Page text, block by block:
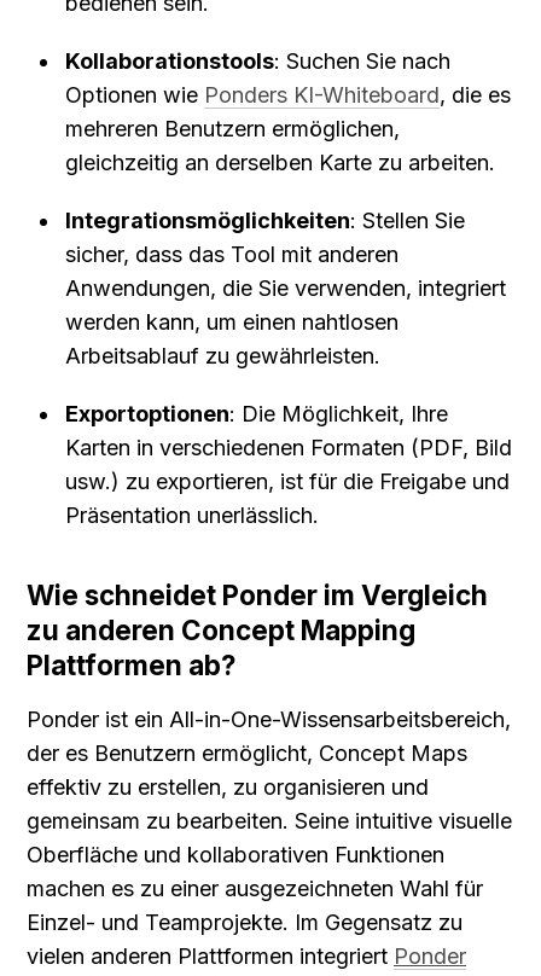
Kollaborationstools: Suchen Sie nach
Optionen wie Ponders KI-Whiteboard, die es
mehreren Benutzern ermöglichen,
gleichzeitig an derselben Karte zu arbeiten.
Integrationsmöglichkeiten: Stellen Sie
sicher, dass das Tool mit anderen
Anwendungen, die Sie verwenden, integriert
werden kann, um einen nahtlosen
Arbeitsablauf zu gewährleisten.
Exportoptionen: Die Möglichkeit, Ihre
Karten in verschiedenen Formaten (PDF, Bild
usw.) zu exportieren, ist für die Freigabe und
Präsentation unerlässlich.
Wie schneidet Ponder im Vergleich
zu anderen Concept Mapping
Plattformen ab?
Ponder ist ein All-in-One-Wissensarbeitsbereich,
der es Benutzern ermöglicht, Concept Maps
effektiv zu erstellen, zu organisieren und
gemeinsam zu bearbeiten. Seine intuitive visuelle
Oberfläche und kollaborativen Funktionen
machen es zu einer ausgezeichneten Wahl für
Einzel- und Teamprojekte. Im Gegensatz zu
vielen anderen Plattformen integriert Ponder